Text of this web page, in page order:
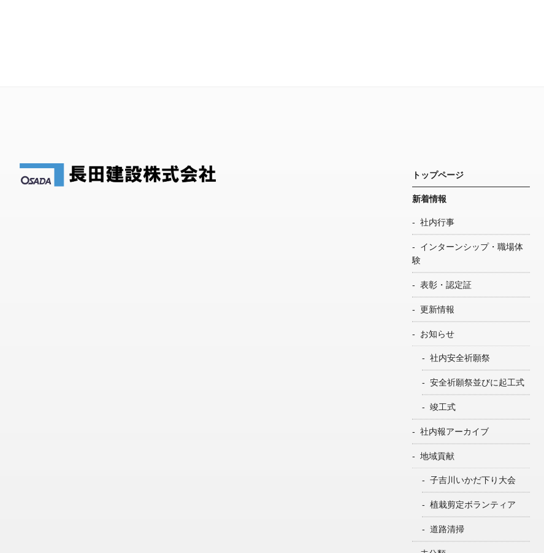
トップページ
新着情報
社内行事
インターンシップ・職場体
験
表彰・認定証
更新情報
お知らせ
社内安全祈願祭
安全祈願祭並びに起工式
竣工式
社内報アーカイブ
地域貢献
子吉川いかだ下り大会
植栽剪定ボランティア
道路清掃